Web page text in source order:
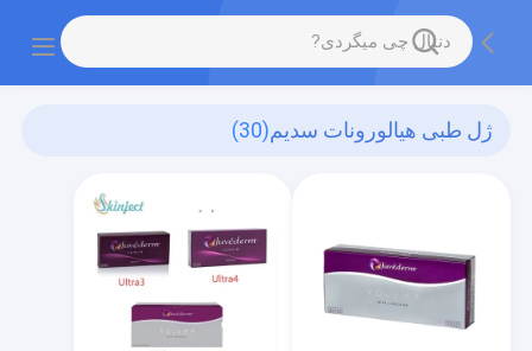
ژل طبی هیالورونات سدیم(30)